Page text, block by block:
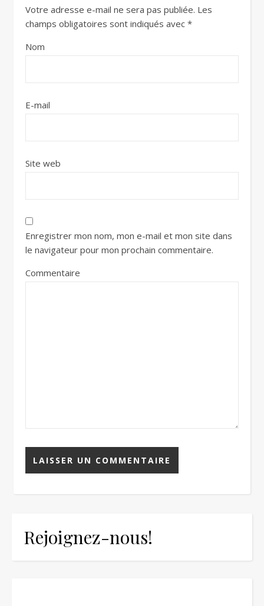
Votre adresse e-mail ne sera pas publiée. Les
champs obligatoires sont indiqués avec *
Nom
E-mail
Site web
Enregistrer mon nom, mon e-mail et mon site dans
le navigateur pour mon prochain commentaire.
Commentaire
Rejoignez-nous!